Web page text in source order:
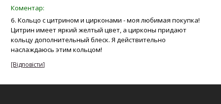
6. Кольцо с цитрином и цирконами - моя любимая покупка!
Цитрин имеет яркий желтый цвет, а цирконы придают
кольцу дополнительный блеск. Я действительно
наслаждаюсь этим кольцом!